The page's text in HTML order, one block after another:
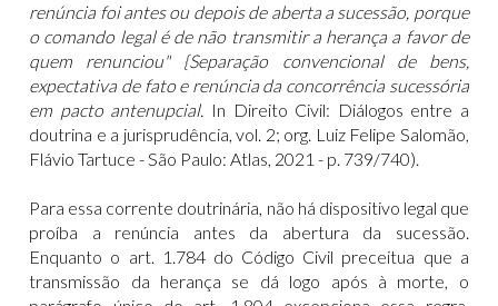
renúncia foi antes ou depois de aberta a sucessão, porque
o comando legal é de não transmitir a herança a favor de
quem renunciou" {Separação convencional de bens,
expectativa de fato e renúncia da concorrência sucessória
em pacto antenupcial. In Direito Civil: Diálogos entre a
doutrina e a jurisprudência, vol. 2; org. Luiz Felipe Salomão,
Flávio Tartuce - São Paulo: Atlas, 2021 - p. 739/740).
Para essa corrente doutrinária, não há dispositivo legal que
proíba a renúncia antes da abertura da sucessão.
Enquanto o art. 1.784 do Código Civil preceitua que a
transmissão da herança se dá logo após à morte, o